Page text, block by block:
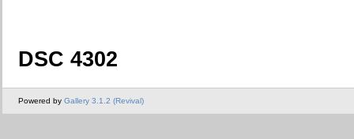
DSC 4302
Powered by Gallery 3.1.2 (Revival)